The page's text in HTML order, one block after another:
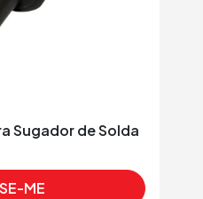
Sugador de Solda
ME